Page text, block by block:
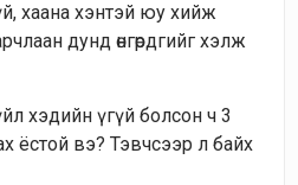
хаана хэнтэй юу хийж
дунд өнгөрдгийг хэлж
хэдийн үгүй болсон ч 3
ёстой вэ? Тэвчсээр л байх